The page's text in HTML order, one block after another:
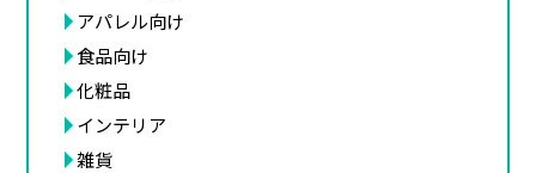
アパレル向け
食品向け
化粧品
インテリア
雑貨